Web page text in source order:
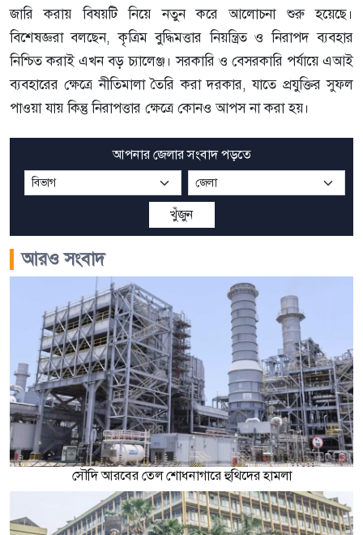
জারি করায় বিষয়টি নিয়ে নতুন করে আলোচনা শুরু হয়েছে।
বিশেষজ্ঞরা বলছেন, কৃত্রিম বুদ্ধিমত্তার নিয়ন্ত্রিত ও নিরাপদ ব্যবহার
নিশ্চিত করাই এখন বড় চ্যালেঞ্জ। সরকারি ও বেসরকারি পর্যায়ে এআই
ব্যবহারের ক্ষেত্রে নীতিমালা তৈরি করা দরকার, যাতে প্রযুক্তির সুফল
পাওয়া যায় কিন্তু নিরাপত্তার ক্ষেত্রে কোনও আপস না করা হয়।
আপনার জেলার সংবাদ পড়তে
খুঁজুন
আরও সংবাদ
সৌদি আরবের তেল শোধনাগারে হুথিদের হামলা